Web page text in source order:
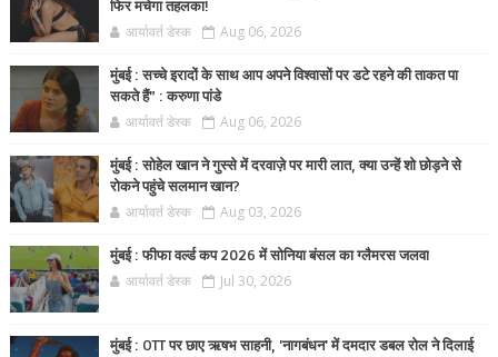
फिर मचेगा तहलका!
आर्यावर्त डेस्क Aug 06, 2026
मुंबई : सच्चे इरादों के साथ आप अपने विश्वासों पर डटे रहने की ताकत पा
सकते हैं” : करुणा पांडे
आर्यावर्त डेस्क Aug 06, 2026
मुंबई : सोहेल खान ने गुस्से में दरवाज़े पर मारी लात, क्या उन्हें शो छोड़ने से
रोकने पहुंचे सलमान खान?
आर्यावर्त डेस्क Aug 03, 2026
मुंबई : फीफा वर्ल्ड कप 2026 में सोनिया बंसल का ग्लैमरस जलवा
आर्यावर्त डेस्क Jul 30, 2026
मुंबई : OTT पर छाए ऋषभ साहनी, 'नागबंधन' में दमदार डबल रोल ने दिलाई